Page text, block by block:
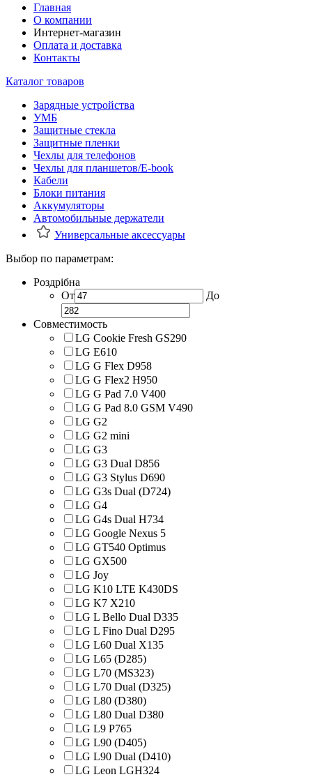
Главная
О компании
Интернет-магазин
Оплата и доставка
Контакты
Каталог товаров
Зарядные устройства
УМБ
Защитные стекла
Защитные пленки
Чехлы для телефонов
Чехлы для планшетов/E-book
Кабели
Блоки питания
Аккумуляторы
Автомобильные держатели
Универсальные аксессуары
Выбор по параметрам:
Роздрібна
От
До
Совместимость
LG Cookie Fresh GS290
LG E610
LG G Flex D958
LG G Flex2 H950
LG G Pad 7.0 V400
LG G Pad 8.0 GSM V490
LG G2
LG G2 mini
LG G3
LG G3 Dual D856
LG G3 Stylus D690
LG G3s Dual (D724)
LG G4
LG G4s Dual H734
LG Google Nexus 5
LG GT540 Optimus
LG GX500
LG Joy
LG K10 LTE K430DS
LG K7 X210
LG L Bello Dual D335
LG L Fino Dual D295
LG L60 Dual X135
LG L65 (D285)
LG L70 (MS323)
LG L70 Dual (D325)
LG L80 (D380)
LG L80 Dual D380
LG L9 P765
LG L90 (D405)
LG L90 Dual (D410)
LG Leon LGH324